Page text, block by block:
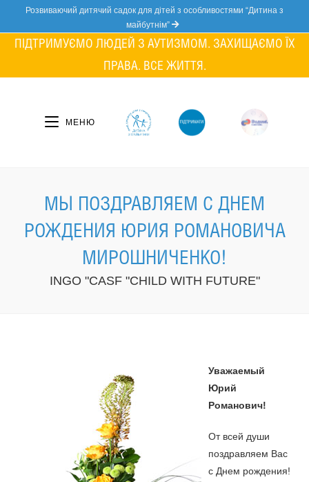
content
Розвиваючий дитячий садок для дітей з особливостями “Дитина з
майбутнім”
ПІДТРИМУЄМО ЛЮДЕЙ З АУТИЗМОМ. ЗАХИЩАЄМО ЇХ
ПРАВА. ВСЕ ЖИТТЯ.
МЕНЮ
МЫ ПОЗДРАВЛЯЕМ С ДНЕМ
РОЖДЕНИЯ ЮРИЯ РОМАНОВИЧА
МИРОШНИЧЕНКО!
INGO "CASF "CHILD WITH FUTURE"
Уважаемый
Юрий
Романович!
От всей души
поздравляем Вас
с Днем рождения!